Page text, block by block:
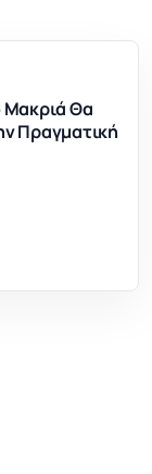
Μακριά Θα
Πραγματική